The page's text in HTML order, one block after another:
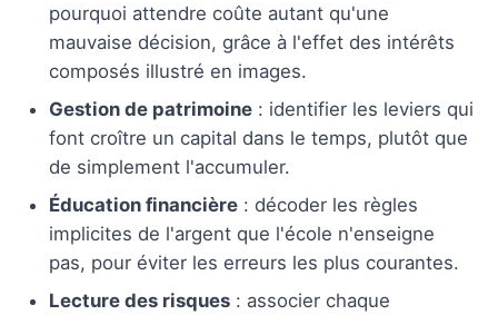
pourquoi attendre coûte autant qu'une
mauvaise décision, grâce à l'effet des intérêts
composés illustré en images.
Gestion de patrimoine : identifier les leviers qui
font croître un capital dans le temps, plutôt que
de simplement l'accumuler.
Éducation financière : décoder les règles
implicites de l'argent que l'école n'enseigne
pas, pour éviter les erreurs les plus courantes.
Lecture des risques : associer chaque